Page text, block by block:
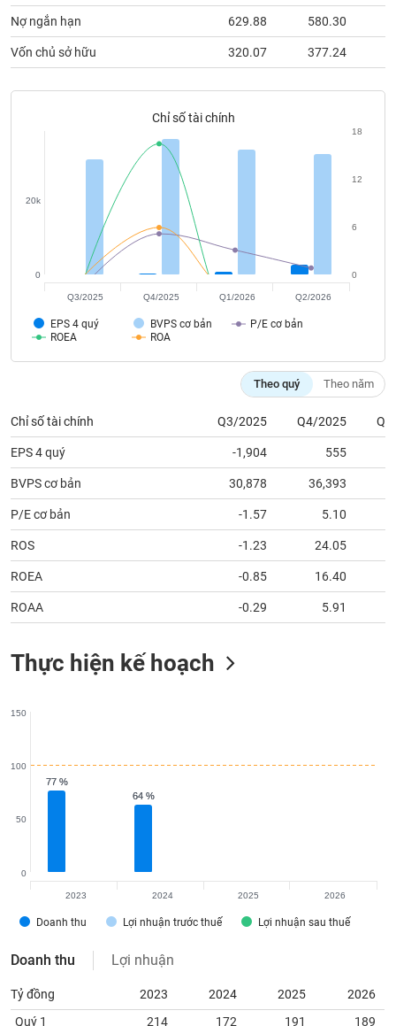
Nợ ngắn hạn 629.88 580.30
Vốn chủ sở hữu 320.07 377.24
Chỉ số tài chính
EPS 4 quý BVPS cơ bản
P/E cơ bản
ROEA
ROA
0
20k
0
6
12
18
Q3/2025 Q4/2025 Q1/2026 Q2/2026
Theo quý Theo năm
Chỉ số tài chính Q3/2025 Q4/2025
EPS 4 quý -1,904 555
BVPS cơ bản 30,878 36,393
P/E cơ bản -1.57 5.10
ROS -1.23 24.05
ROEA -0.85 16.40
ROAA -0.29 5.91
Thực hiện kế hoạch
77 %
77 %
64 %
64 %
Doanh thu Lợi nhuận trước thuế Lợi nhuận sau thuế
0
50
100
150
2023 2024 2025 2026
Doanh thu Lợi nhuận
Tỷ đồng 2023 2024 2025
2026
Quý 1
214 172 191 189
Dữ